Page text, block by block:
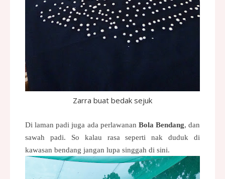
Zarra buat bedak sejuk
Di laman padi juga ada perlawanan Bola Bendang, dan
sawah padi. So kalau rasa seperti nak duduk di
kawasan bendang jangan lupa singgah di sini.